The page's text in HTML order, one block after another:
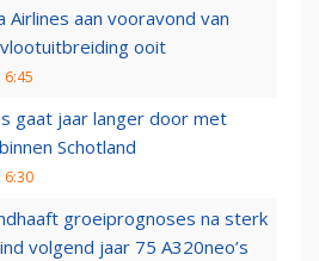
Airlines aan vooravond van
ooit
6:45
gaat jaar langer door met
Schotland
6:30
groeiprognoses na sterk
volgend jaar 75 A320neo’s